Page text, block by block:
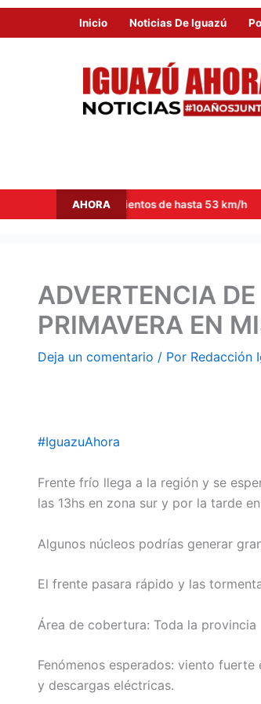
Inicio Noticias De Iguazú
AHORA
y vientos de hasta 53 km/h Iguazú se
ADVERTENCIA
PRIMAVERA EN
Deja un comentario / Por Redacción
#IguazuAhora
Frente frío llega a la región y se
las 13hs en zona sur y por la tarde
Algunos núcleos podrías generar
El frente pasara rápido y las
Área de cobertura: Toda la provincia
Fenómenos esperados: viento
y descargas eléctricas.